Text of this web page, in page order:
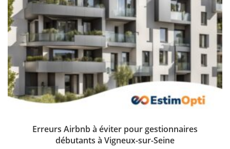
Erreurs Airbnb à éviter pour gestionnaires
débutants à Vigneux-sur-Seine